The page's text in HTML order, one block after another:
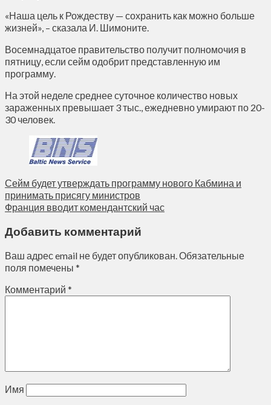
«Наша цель к Рождеству — сохранить как можно больше
жизней», – сказала И. Шимоните.
Восемнадцатое правительство получит полномочия в
пятницу, если сейм одобрит представленную им
программу.
На этой неделе среднее суточное количество новых
зараженных превышает 3 тыс., ежедневно умирают по 20-
30 человек.
Сейм будет утверждать программу нового Кабмина и
принимать присягу министров
Франция вводит комендантский час
Добавить комментарий
Ваш адрес email не будет опубликован.Обязательные
поля помечены *
Комментарий *
Имя